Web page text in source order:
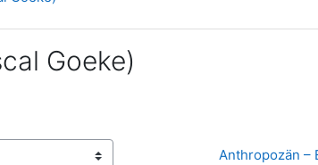
Goeke)
Anthropozän –